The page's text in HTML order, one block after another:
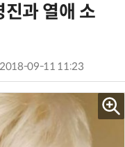
진과 열애 소
2018-09-11 11:23